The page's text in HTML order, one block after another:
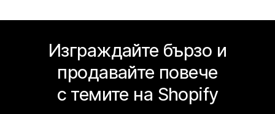
Изграждайте бързо и
продавайте повече
с темите на Shopify